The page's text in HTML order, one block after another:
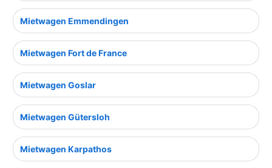
Mietwagen Emmendingen
Mietwagen Fort de France
Mietwagen Goslar
Mietwagen Gütersloh
Mietwagen Karpathos